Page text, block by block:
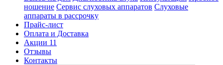
ношение Сервис слуховых аппаратов Слуховые
аппараты в рассрочку
Прайс-лист
Оплата и Доставка
Акции 11
Отзывы
Контакты